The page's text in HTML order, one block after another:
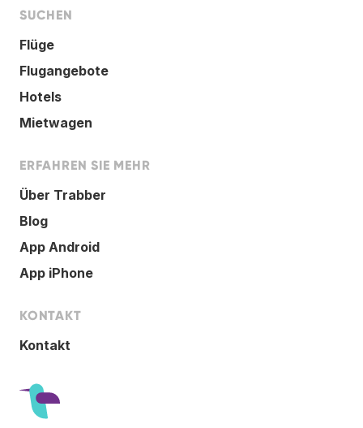
SUCHEN
Flüge
Flugangebote
Hotels
Mietwagen
ERFAHREN SIE MEHR
Über Trabber
Blog
App Android
App iPhone
KONTAKT
Kontakt